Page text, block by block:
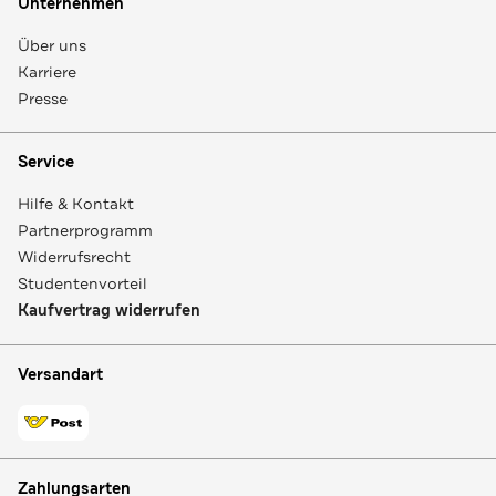
Über uns
Karriere
Presse
Service
Hilfe & Kontakt
Partnerprogramm
Widerrufsrecht
Studentenvorteil
Kaufvertrag widerrufen
Versandart
Zahlungsarten